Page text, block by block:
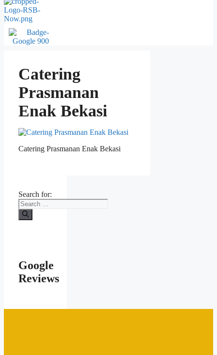
Catering
Prasmanan
Enak Bekasi
Catering Prasmanan Enak Bekasi
Search for:
Google
Reviews